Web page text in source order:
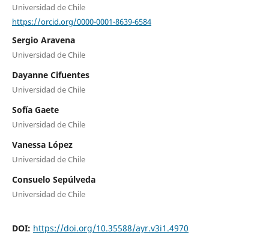
Universidad de Chile
https://orcid.org/0000-0001-8639-6584
Sergio Aravena
Universidad de Chile
Dayanne Cifuentes
Universidad de Chile
Sofía Gaete
Universidad de Chile
Vanessa López
Universidad de Chile
Consuelo Sepúlveda
Universidad de Chile
DOI: https://doi.org/10.35588/ayr.v3i1.4970